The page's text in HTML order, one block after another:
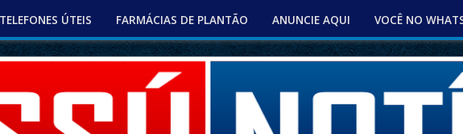
TELEFONES ÚTEIS FARMÁCIAS DE PLANTÃO ANUNCIE AQUI VOCÊ NO